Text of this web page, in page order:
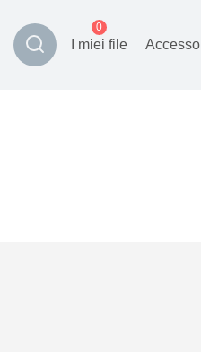
I miei file
0
Accesso